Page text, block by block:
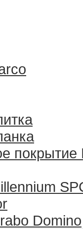
покрытие
Domino